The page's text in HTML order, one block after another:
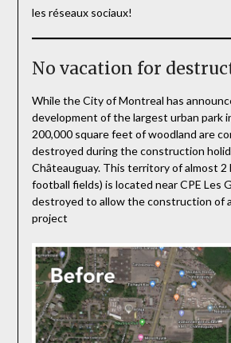
les réseaux sociaux!
No vacation for
While the City of Montreal has
development of the largest urban park
200,000 square feet of woodland are
destroyed during the construction
Châteauguay. This territory of almost 2
football fields) is located near CPE Les
destroyed to allow the construction of
project